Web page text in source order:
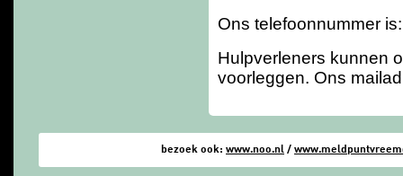
Ons telefoonnummer
Hulpverleners kunnen
voorleggen. Ons
bezoek ook: www.noo.nl /